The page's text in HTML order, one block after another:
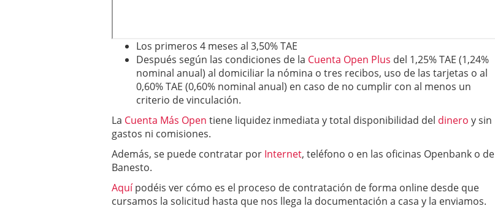
Los primeros 4 meses al 3,50% TAE
Después según las condiciones de la Cuenta Open Plus del 1,25% TAE (1,24%
nominal anual) al domiciliar la nómina o tres recibos, uso de las tarjetas o al
0,60% TAE (0,60% nominal anual) en caso de no cumplir con al menos un
criterio de vinculación.
La Cuenta Más Open tiene liquidez inmediata y total disponibilidad del dinero y sin
gastos ni comisiones.
Además, se puede contratar por Internet, teléfono o en las oficinas Openbank o de
Banesto.
Aquípodéis ver cómo es el proceso de contratación de forma online desde que
cursamos la solicitud hasta que nos llega la documentación a casa y la enviamos.